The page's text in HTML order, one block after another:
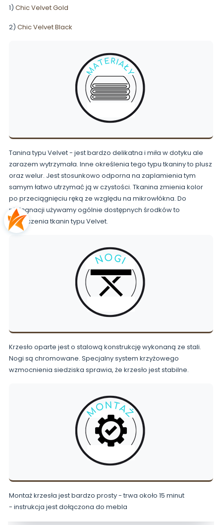
1) Chic Velvet Gold
2) Chic Velvet Black
Tanina typu Velvet - jest bardzo delikatna i miła w dotyku ale
zarazem wytrzymała. Inne określenia tego typu tkaniny to plusz
oraz welur. Jest stosunkowo odporna na zaplamienia tym
samym łatwo utrzymać ją w czystości. Tkanina zmienia kolor
po przeciągnięciu ręką ze względu na mikrowłókna. Do
pielęgnacji używamy ogólnie dostępnych środków to
czyszczenia tkanin typu Velvet.
Krzesło oparte jest o stalową konstrukcję wykonaną ze stali.
Nogi są chromowane. Specjalny system krzyżowego
wzmocnienia siedziska sprawia, że krzesło jest stabilne.
Montaż krzesła jest bardzo prosty - trwa około 15 minut
- instrukcja jest dołączona do mebla